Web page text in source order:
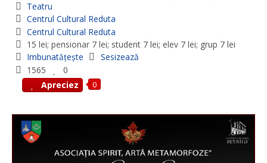
Teatru
Centrul Cultural Reduta
Centrul Cultural Reduta
15 lei; pensionar 7 lei; student 7 lei; elev 7 lei; grup 7 lei
Imbunatățește
Sesizează
1565
0
Apreciez
0